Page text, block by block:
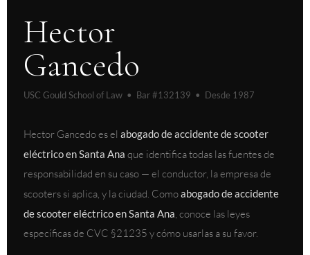
Hector
Gancedo
USC Gould School of Law • Bar #132139 • Desde 1987
Hector Gancedo es el abogado de accidente de scooter
eléctrico en Santa Ana que identifica todas las fuentes de
responsabilidad en su caso — el conductor, la empresa de
scooters si aplica, y la ciudad. Comoabogado de accidente
de scooter eléctrico en Santa Ana, conoce las leyes
específicas de CVC §21235 y cómo usarlas a su favor.